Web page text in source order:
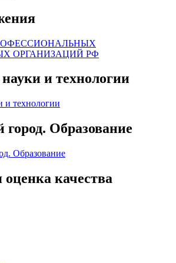
и технологии
Образование
качества